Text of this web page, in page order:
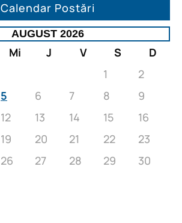
Calendar Postări
AUGUST 2026
Mi J V S
D
1
2
5 6 7 8
9
12 13 14 15
16
19 20 21 22
23
26 27 28 29
30